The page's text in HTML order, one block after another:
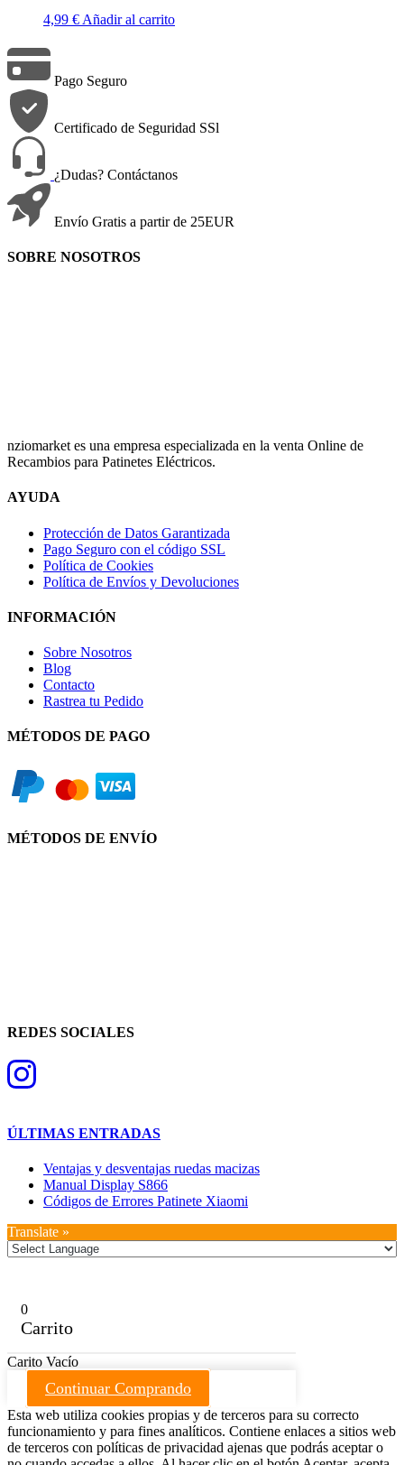
4,99 € Añadir al carrito
Pago Seguro
Certificado de Seguridad SSl
¿Dudas? Contáctanos
Envío Gratis a partir de 25EUR
SOBRE NOSOTROS
nziomarket es una empresa especializada en la venta Online de
Recambios para Patinetes Eléctricos.
AYUDA
Protección de Datos Garantizada
Pago Seguro con el código SSL
Política de Cookies
Política de Envíos y Devoluciones
INFORMACIÓN
Sobre Nosotros
Blog
Contacto
Rastrea tu Pedido
MÉTODOS DE PAGO
MÉTODOS DE ENVÍO
REDES SOCIALES
ÚLTIMAS ENTRADAS
Ventajas y desventajas ruedas macizas
Manual Display S866
Códigos de Errores Patinete Xiaomi
Translate »
0
Carrito
Carito Vacío
Continuar Comprando
Esta web utiliza cookies propias y de terceros para su correcto
funcionamiento y para fines analíticos. Contiene enlaces a sitios web
de terceros con políticas de privacidad ajenas que podrás aceptar o